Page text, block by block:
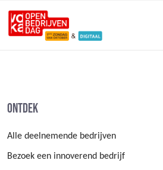
Ontdek
Alle deelnemende bedrijven
Bezoek een innoverend bedrijf